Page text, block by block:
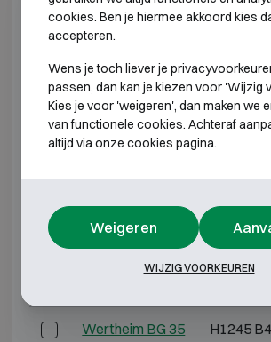
INBRAAKWEREND KLASSE 2
Model
Wertheim BG 10 H395
Wertheim BG 15
Wertheim BG 25
Wertheim BG 35 H1245
cookies. Ben je hiermee akkoord kies
accepteren.
Wens je toch liever je
passen, dan kan je kiezen voor 'Wijzig
Kies je voor 'weigeren', dan maken we
van functionele cookies. Achteraf
altijd via onze cookies pagina.
Weigeren
WIJZIG VOORKEUREN